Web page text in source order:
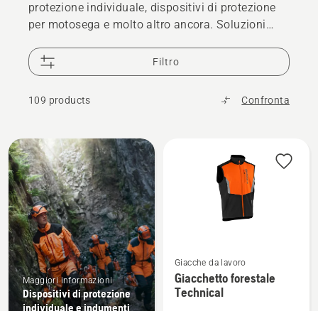
protezione individuale, dispositivi di protezione
per motosega e molto altro ancora. Soluzioni
preparazione per ogni sfida.
Filtro
109 products Confronta
Tutti
i
prodotti
Maggiori informazioni
Dispositivi di protezione
individuale e indumenti
maggiori
dettagli
Giacche da lavoro
Giacchetto forestale
Technical